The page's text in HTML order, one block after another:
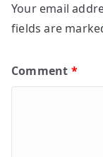
Your email
fields are
Comment *